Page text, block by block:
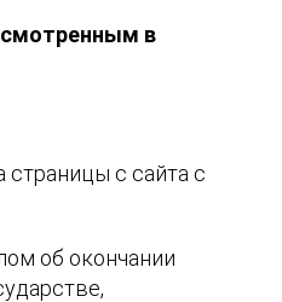
в
страницы с сайта с
об окончании